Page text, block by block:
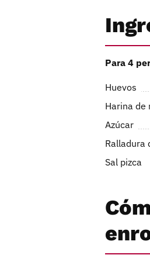
Para 4
Huevos
Harina de
Azúcar
Ralladura
Sal pizca